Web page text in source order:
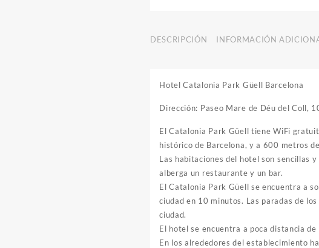
DESCRIPCIÓN INFORMACIÓN
Hotel Catalonia Park Güell Barcelona
Dirección: Paseo Mare de Déu del Coll,
El Catalonia Park Güell tiene WiFi
histórico de Barcelona, y a 600 metros
Las habitaciones del hotel son sencillas
alberga un restaurante y un bar.
El Catalonia Park Güell se encuentra a
ciudad en 10 minutos. Las paradas de
ciudad.
El hotel se encuentra a poca distancia
En los alrededores del establecimiento